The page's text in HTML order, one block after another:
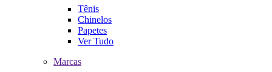
Tênis
Chinelos
Papetes
Ver Tudo
Marcas